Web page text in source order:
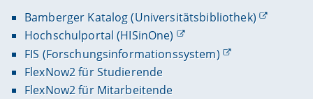
Bamberger Katalog (Universitätsbibliothek)
Hochschulportal (HISinOne)
FIS (Forschungsinformationssystem)
FlexNow2 für Studierende
FlexNow2 für Mitarbeitende